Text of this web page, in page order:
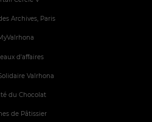
Archives, Paris
d'affaires
Valrhona
du Chocolat
de Pâtissier